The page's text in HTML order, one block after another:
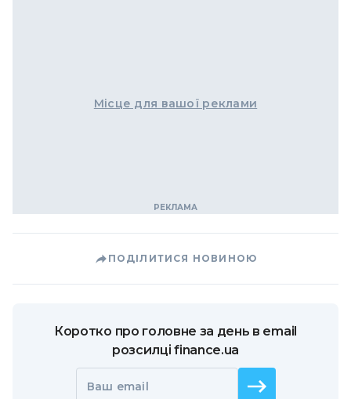
Місце для вашої реклами
ПОДІЛИТИСЯ НОВИНОЮ
Коротко про головне за день в email
розсилці finance.ua
Ваш email